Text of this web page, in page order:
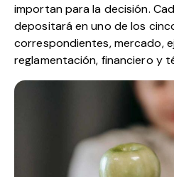
importan para la decisión.
depositará en uno de los
correspondientes, mercado,
reglamentación, financiero y